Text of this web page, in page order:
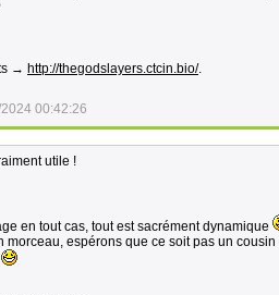
→ http://thegodslayers.ctcin.bio/.
00:42:26
utile !
en tout cas, tout est sacrément dynamique
morceau, espérons que ce soit pas un